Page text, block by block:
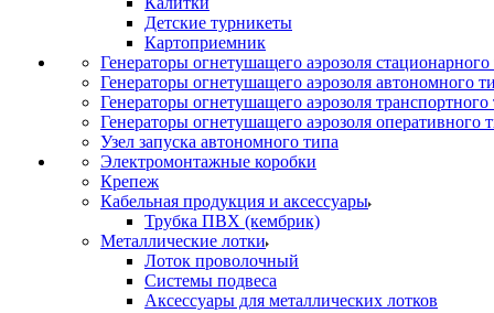
Детские турникеты
Картоприемник
Генераторы огнетушащего аэрозоля стационарного
Генераторы огнетушащего аэрозоля автономного
Генераторы огнетушащего аэрозоля транспортного
Генераторы огнетушащего аэрозоля оперативного
Узел запуска автономного типа
Электромонтажные коробки
Крепеж
Кабельная продукция и аксессуары
Трубка ПВХ (кембрик)
Металлические лотки
Лоток проволочный
Системы подвеса
Аксессуары для металлических лотков